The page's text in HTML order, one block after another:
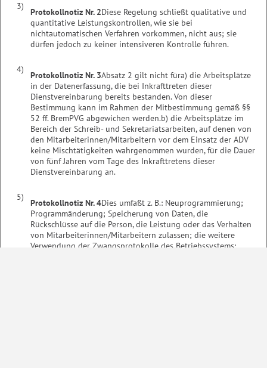
3)
Protokollnotiz Nr. 2Diese Regelung schließt qualitative und
quantitative Leistungskontrollen, wie sie bei
nichtautomatischen Verfahren vorkommen, nicht aus; sie
dürfen jedoch zu keiner intensiveren Kontrolle führen.
4)
Protokollnotiz Nr. 3Absatz 2 gilt nicht füra) die Arbeitsplätze
in der Datenerfassung, die bei Inkrafttreten dieser
Dienstvereinbarung bereits bestanden. Von dieser
Bestimmung kann im Rahmen der Mitbestimmung gemäß §§
52 ff. BremPVG abgewichen werden.b) die Arbeitsplätze im
Bereich der Schreib- und Sekretariatsarbeiten, auf denen von
den Mitarbeiterinnen/Mitarbeitern vor dem Einsatz der ADV
keine Mischtätigkeiten wahrgenommen wurden, für die Dauer
von fünf Jahren vom Tage des Inkrafttretens dieser
Dienstvereinbarung an.
5)
Protokollnotiz Nr. 4Dies umfaßt z. B.: Neuprogrammierung;
Programmänderung; Speicherung von Daten, die
Rückschlüsse auf die Person, die Leistung oder das Verhalten
von Mitarbeiterinnen/Mitarbeitern zulassen; die weitere
Verwendung der Zwangsprotokolle des Betriebssystems;